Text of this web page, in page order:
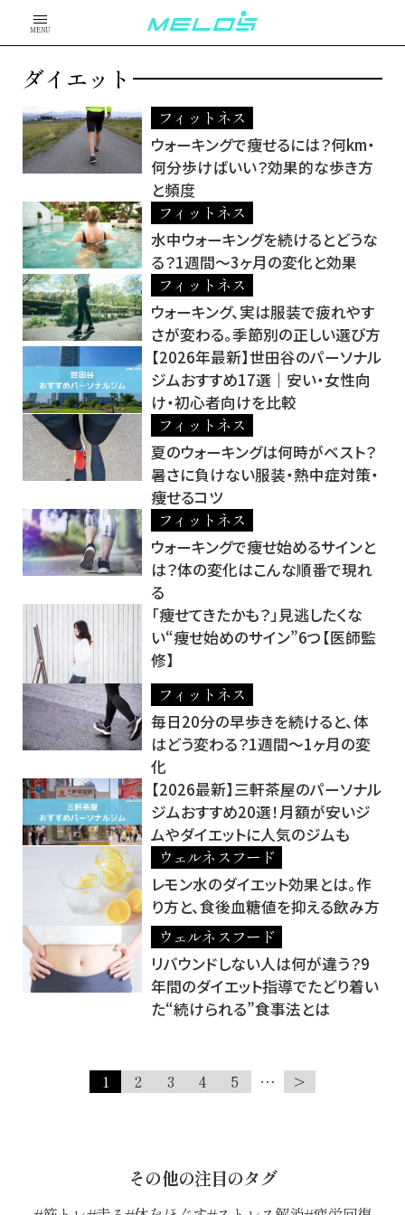
MENU
ダイエット
フィットネス
ウォーキングで痩せるには？何km・
何分歩けばいい？効果的な歩き方
と頻度
フィットネス
水中ウォーキングを続けるとどうな
る？1週間～3ヶ月の変化と効果
フィットネス
ウォーキング、実は服装で疲れやす
さが変わる。季節別の正しい選び方
【2026年最新】世田谷のパーソナル
ジムおすすめ17選｜安い・女性向
け・初心者向けを比較
フィットネス
夏のウォーキングは何時がベスト？
暑さに負けない服装・熱中症対策・
痩せるコツ
フィットネス
ウォーキングで痩せ始めるサインと
は？体の変化はこんな順番で現れ
る
「痩せてきたかも？」見逃したくな
い“痩せ始めのサイン”6つ【医師監
修】
フィットネス
毎日20分の早歩きを続けると、体
はどう変わる？1週間～1ヶ月の変
化
【2026最新】三軒茶屋のパーソナル
ジムおすすめ20選！月額が安いジ
ムやダイエットに人気のジムも
ウェルネスフード
レモン水のダイエット効果とは。作
り方と、食後血糖値を抑える飲み方
ウェルネスフード
リバウンドしない人は何が違う？9
年間のダイエット指導でたどり着い
た“続けられる”食事法とは
1 2 3 4 5 … >
その他の注目のタグ